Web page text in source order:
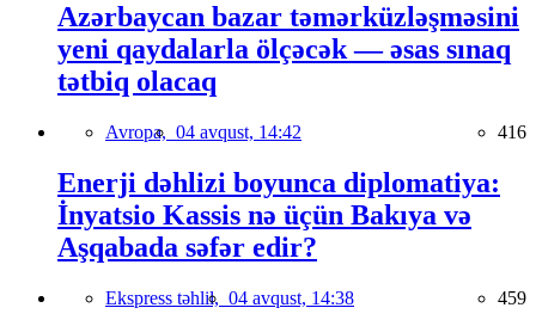
Azərbaycan bazar təmərküzləşməsini
yeni qaydalarla ölçəcək — əsas sınaq
tətbiq olacaq
Avropa, 04 avqust, 14:42 416
Enerji dəhlizi boyunca diplomatiya:
İnyatsio Kassis nə üçün Bakıya və
Aşqabada səfər edir?
Ekspress təhlil, 04 avqust, 14:38 459